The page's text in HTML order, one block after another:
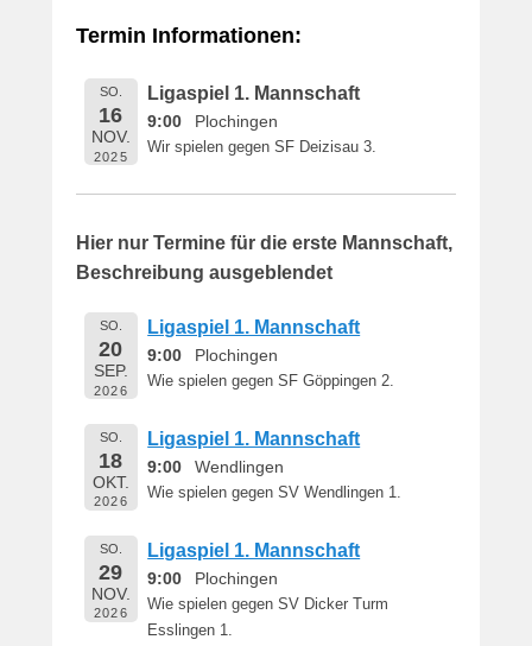
6
M
Termin Informationen:
SO.
16
NOV.
2025
Ligaspiel 1. Mannschaft
9:00 Plochingen
Wir spielen gegen SF Deizisau 3.
Hier nur Termine für die erste Mannschaft,
Beschreibung ausgeblendet
SO.
20
SEP.
2026
Ligaspiel 1. Mannschaft
9:00 Plochingen
Wie spielen gegen SF Göppingen 2.
SO.
18
OKT.
2026
Ligaspiel 1. Mannschaft
9:00 Wendlingen
Wie spielen gegen SV Wendlingen 1.
SO.
29
NOV.
2026
Ligaspiel 1. Mannschaft
9:00 Plochingen
Wie spielen gegen SV Dicker Turm
Esslingen 1.